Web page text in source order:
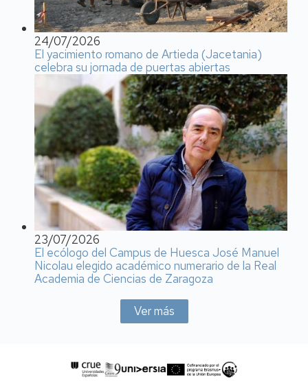
24/07/2026
El yacimiento romano de Artieda (Jacetania)
celebra su jornada de puertas abiertas
23/07/2026
El ecólogo del Campus de Huesca José Manuel
Nicolau elegido académico numerario de la Real
Academia de Ciencias de Zaragoza
Ver más